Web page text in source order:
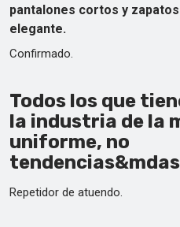
pantalones cortos y
elegante.
Confirmado.
Todos los que
la industria de la
uniforme, no
Repetidor de atuendo.